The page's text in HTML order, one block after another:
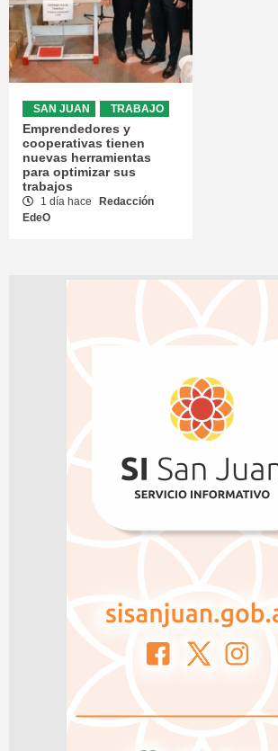
SAN JUAN TRABAJO
Emprendedores y
cooperativas tienen
nuevas herramientas
para optimizar sus
trabajos
1 día hace
Redacción
EdeO